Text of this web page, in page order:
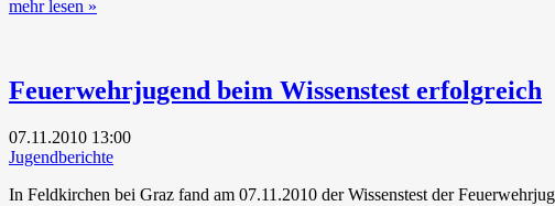
mehr lesen »
Feuerwehrjugend beim Wissenstest erfolgreich
07.11.2010 13:00
Jugendberichte
In Feldkirchen bei Graz fand am 07.11.2010 der Wissenstest der